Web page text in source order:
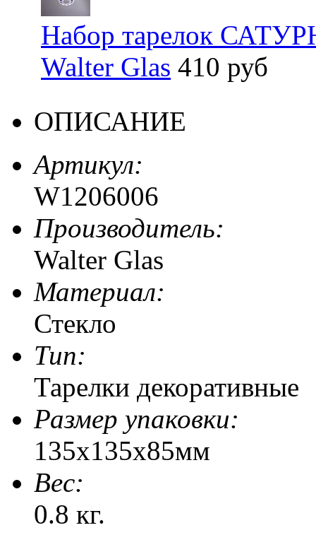
Набор тарелок
Walter Glas 410 руб
ОПИСАНИЕ
Артикул:
W1206006
Производитель:
Walter Glas
Материал:
Стекло
Тип:
Тарелки декоративные
Размер упаковки:
135x135x85мм
Веc:
0.8 кг.